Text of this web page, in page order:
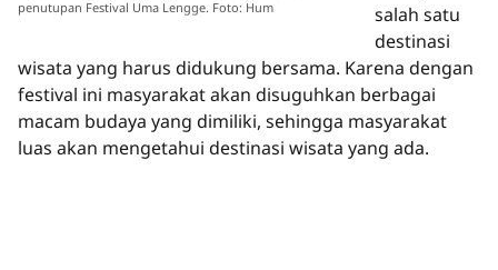
penutupan Festival Uma Lengge. Foto: Hum
salah satu
destinasi
wisata yang harus didukung bersama. Karena dengan
festival ini masyarakat akan disuguhkan berbagai
macam budaya yang dimiliki, sehingga masyarakat
luas akan mengetahui destinasi wisata yang ada.